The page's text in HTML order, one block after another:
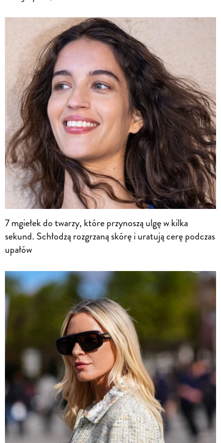
7 mgiełek do twarzy, które przynoszą ulgę w kilka
sekund. Schłodzą rozgrzaną skórę i uratują cerę podczas
upałów